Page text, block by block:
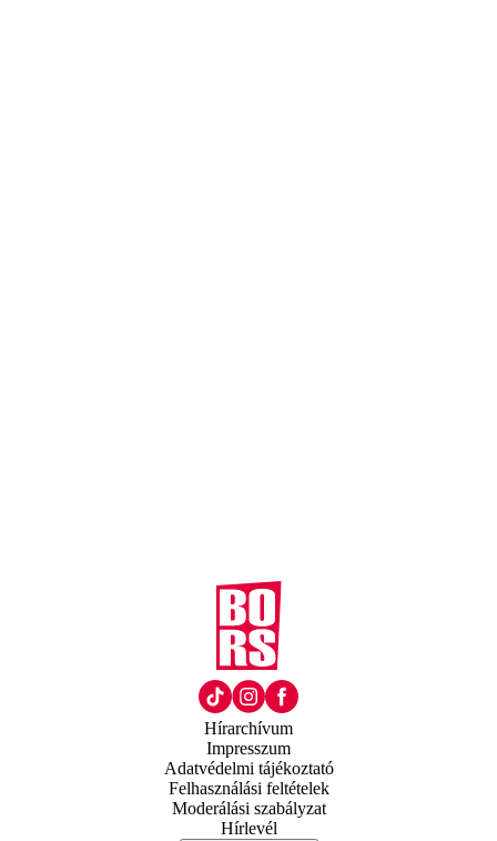
Hírarchívum
Impresszum
Adatvédelmi tájékoztató
Felhasználási feltételek
Moderálási szabályzat
Hírlevél